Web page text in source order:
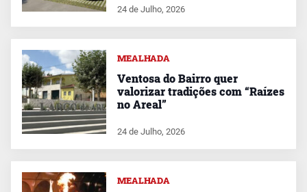
24 de Julho, 2026
MEALHADA
Ventosa do Bairro quer
valorizar tradições com “Raízes
no Areal”
24 de Julho, 2026
MEALHADA